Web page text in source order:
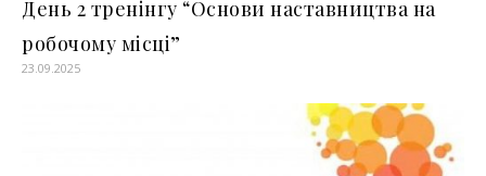
День 2 тренінгу “Основи наставництва на
робочому місці”
23.09.2025